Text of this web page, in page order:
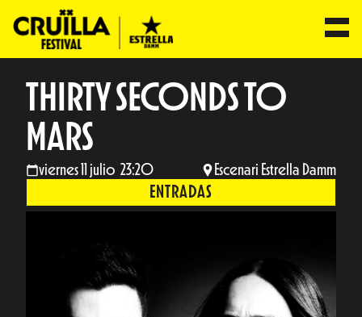
THIRTY SECONDS TO
MARS
viernes 11 julio 23:20 Escenari Estrella Damm
ENTRADAS